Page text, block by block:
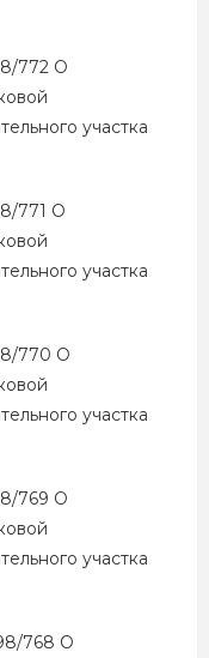
772 О
участка
771 О
участка
770 О
участка
769 О
участка
768 О